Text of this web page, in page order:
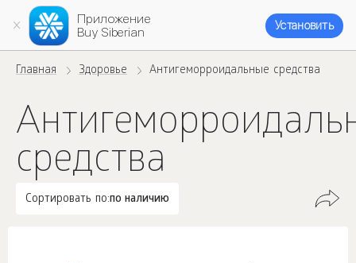
Приложение
Buy Siberian
Установить
Главная Здоровье Антигеморроидальные средства
средства
Сортировать по:по наличию